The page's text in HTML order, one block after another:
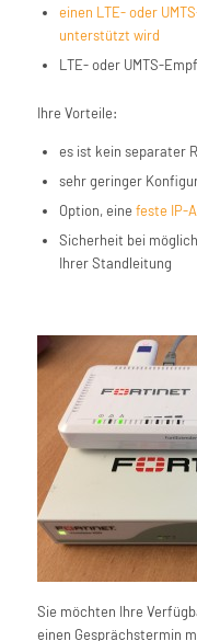
einen LTE- oder
unterstützt wird
LTE- oder UMTS-
Ihre Vorteile:
es ist kein separater
sehr geringer
Option, eine feste IP-
Sicherheit bei
Ihrer Standleitung
Sie möchten Ihre
einen Gesprächstermin